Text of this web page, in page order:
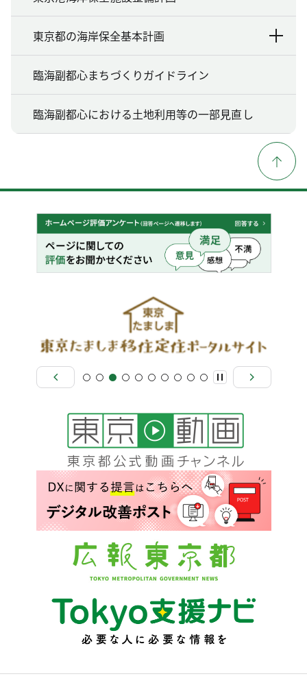
東京都の海岸保全基本計画
臨海副都心まちづくりガイドライン
臨海副都心における土地利用等の一部見直し